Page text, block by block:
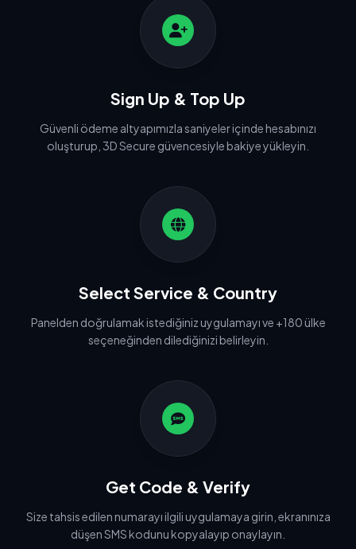
1
Sign Up & Top Up
Güvenli ödeme altyapımızla saniyeler içinde hesabınızı
oluşturup, 3D Secure güvencesiyle bakiye yükleyin.
2
Select Service & Country
Panelden doğrulamak istediğiniz uygulamayı ve +180 ülke
seçeneğinden dilediğinizi belirleyin.
3
Get Code & Verify
Size tahsis edilen numarayı ilgili uygulamaya girin, ekranınıza
düşen SMS kodunu kopyalayıp onaylayın.